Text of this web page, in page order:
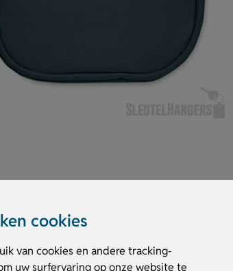
cookies
van cookies en andere tracking-
uw surfervaring op onze website te
RPET met 210D voering. Draagkoord voor handsfree
Voor- én achterkant te bedrukken met jouw
het simpel en slim. Bestel of vraag een prijs op.